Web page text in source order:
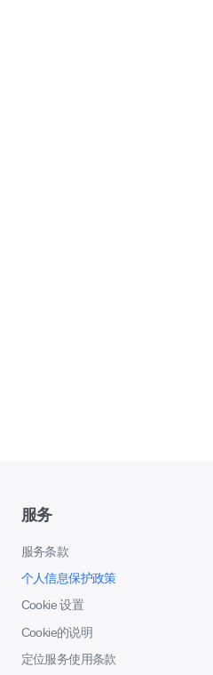
服务
服务条款
个人信息保护政策
Cookie 设置
Cookie的说明
定位服务使用条款